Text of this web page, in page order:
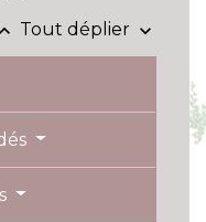
keyboard_arrow_up Tout déplier keyboard_arrow_down